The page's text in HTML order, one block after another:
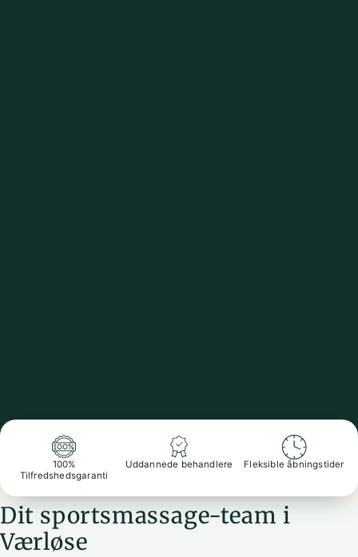
100%
Tilfredshedsgaranti
Uddannede behandlere Fleksible åbningstider
Dit sportsmassage-team i
Værløse